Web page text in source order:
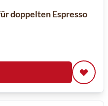
doppelten Espresso